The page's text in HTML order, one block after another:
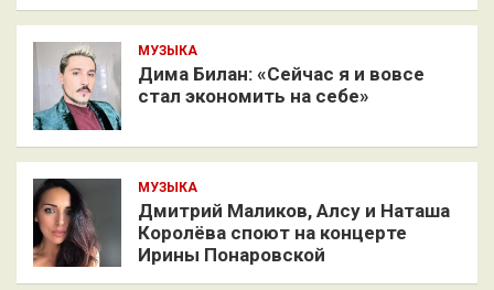
МУЗЫКА
Дима Билан: «Сейчас я и вовсе
стал экономить на себе»
МУЗЫКА
Дмитрий Маликов, Алсу и Наташа
Королёва споют на концерте
Ирины Понаровской